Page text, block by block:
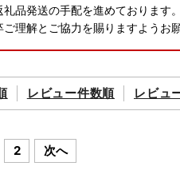
品発送の手配を進めております。
理解とご協力を賜りますようお
レビュー件数順 レビュ
2 次へ